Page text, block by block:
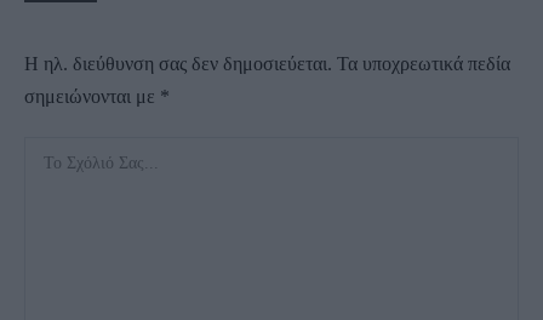
Η ηλ. διεύθυνση σας δεν δημοσιεύεται. Τα υποχρεωτικά πεδία
σημειώνονται με *